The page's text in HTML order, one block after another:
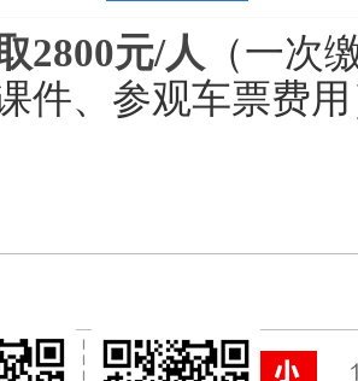
2800元/人 （一次
件、参观车票费